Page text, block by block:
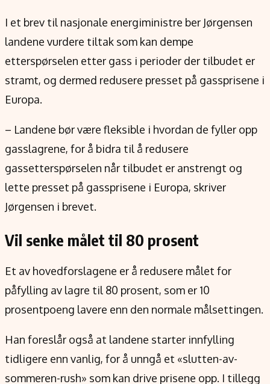
I et brev til nasjonale energiministre ber Jørgensen
landene vurdere tiltak som kan dempe
etterspørselen etter gass i perioder der tilbudet er
stramt, og dermed redusere presset på gassprisene i
Europa.
– Landene bør være fleksible i hvordan de fyller opp
gasslagrene, for å bidra til å redusere
gassetterspørselen når tilbudet er anstrengt og
lette presset på gassprisene i Europa, skriver
Jørgensen i brevet.
Vil senke målet til 80 prosent
Et av hovedforslagene er å redusere målet for
påfylling av lagre til 80 prosent, som er 10
prosentpoeng lavere enn den normale målsettingen.
Han foreslår også at landene starter innfylling
tidligere enn vanlig, for å unngå et «slutten-av-
sommeren-rush» som kan drive prisene opp. I tillegg